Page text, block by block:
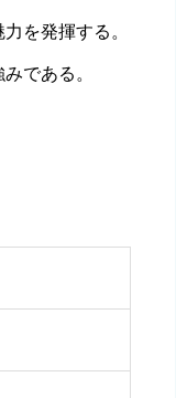
を発揮する。
である。